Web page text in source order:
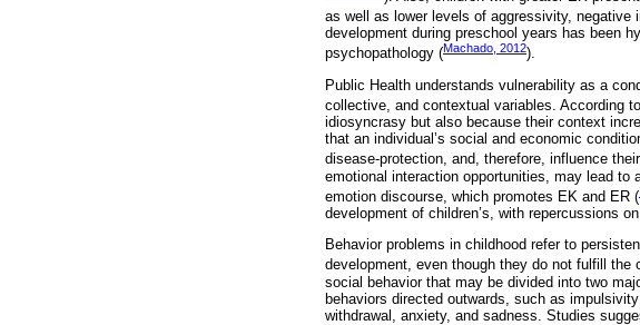
as well as lower levels of aggressivity, negative
development during preschool years has been
psychopathology (Machado, 2012).
Public Health understands vulnerability as a
collective, and contextual variables. According to
idiosyncrasy but also because their context
that an individual’s social and economic
disease-protection, and, therefore, influence
emotional interaction opportunities, may lead to
emotion discourse, which promotes EK and ER (
development of children’s, with repercussions
Behavior problems in childhood refer to
development, even though they do not fulfill the
social behavior that may be divided into two
behaviors directed outwards, such as
withdrawal, anxiety, and sadness. Studies